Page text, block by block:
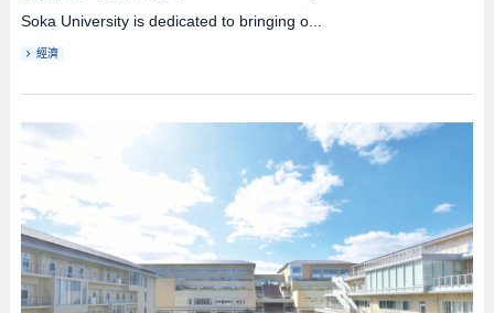
Soka University is dedicated to bringing o...
經濟